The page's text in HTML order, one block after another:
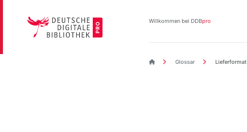
Willkommen bei DDBpro
DDBpro Startseite
Glossar Lieferformat